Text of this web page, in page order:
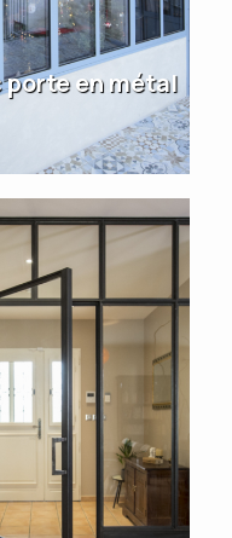
en métal